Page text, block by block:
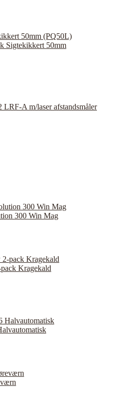
Sigtekikkert 50mm
LRF-A m/laser afstandsmåler
300 Win Mag
Kragekald